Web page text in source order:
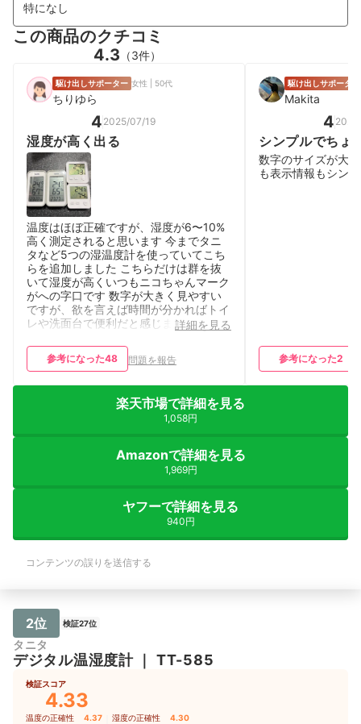
特になし
この商品のクチコミ
4.3 （3件）
駆け出しサポーター 女性 | 50代
ちりゆら
4 2025/07/19
湿度が高く出る
温度はほぼ正確ですが、湿度が6〜10%
高く測定されると思います 今までタニ
タなど5つの湿温度計を使っていてこち
らを追加しました こちらだけは群を抜
いて湿度が高くいつもニコちゃんマーク
がへの字口です 数字が大きく見やすい
ですが、欲を言えば時間が分かればトイ
レや洗面台で便利だと感じました詳細を見る
参考になった48 問題を報告
駆け出しサポーター
Makita
4
シンプルでちょ
数字のサイズが大
も表示情報もシン
参考になった2
楽天市場で詳細を見る
1,058円
Amazonで詳細を見る
1,969円
ヤフーで詳細を見る
940円
コンテンツの誤りを送信する
2位 検証27位
タニタ
デジタル温湿度計｜ TT-585
検証スコア
4.33
温度の正確性 4.37 湿度の正確性 4.30